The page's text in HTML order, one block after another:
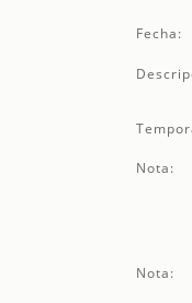
Fecha:
Nota:
Nota: